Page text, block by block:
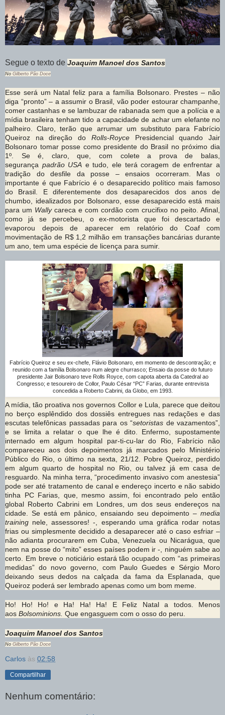
Segue o texto de Joaquim Manoel dos Santos
No Gilberto Pão Doce
Esse será um Natal feliz para a família Bolsonaro. Prestes – não
diga “pronto” – a assumir o Brasil, vão poder estourar champanhe,
comer castanhas e se lambuzar de rabanada sem que a polícia e a
mídia brasileira tenham tido a capacidade de achar um elefante no
palheiro. Claro, terão que arrumar um substituto para Fabrício
Queiroz na direção do Rolls-RoycePresidencial quando Jair
Bolsonaro tomar posse como presidente do Brasil no próximo dia
1º. Se é, claro, que, com colete a prova de balas,
segurança padrão USA e tudo, ele terá coragem de enfrentar a
tradição do desfile da posse – ensaios ocorreram. Mas o
importante é que Fabrício é o desaparecido político mais famoso
do Brasil. E diferentemente dos desaparecidos dos anos de
chumbo, idealizados por Bolsonaro, esse desaparecido está mais
para um Wallycareca e com cordão com crucifixo no peito. Afinal,
como já se percebeu, o ex-motorista que foi descartado e
evaporou depois de aparecer em relatório do Coaf com
movimentação de R$ 1,2 milhão em transações bancárias durante
um ano, tem uma espécie de licença para sumir.
Fabrício Queiroz e seu ex-chefe, Flávio Bolsonaro, em momento de descontração; e
reunido com a família Bolsonaro num alegre churrasco; Ensaio da posse do futuro
presidente Jair Bolsonaro teve Rolls Royce, com capota aberta da Catedral ao
Congresso; e tesoureiro de Collor, Paulo César “PC” Farias, durante entrevista
concedida a Roberto Cabrini, da Globo, em 1993.
A mídia, tão proativa nos governos Collor e Lula, parece que deitou
no berço esplêndido dos dossiês entregues nas redações e das
escutas telefônicas passadas para os “setoristas de vazamentos”,
e se limita a relatar o que lhe é dito. Enfermo, supostamente
internado em algum hospital par-ti-cu-lar do Rio, Fabrício não
compareceu aos dois depoimentos já marcados pelo Ministério
Público do Rio, o último na sexta, 21/12. Pobre Queiroz, perdido
em algum quarto de hospital no Rio, ou talvez já em casa de
resguardo. Na minha terra, “procedimento invasivo com anestesia”
pode ser até tratamento de canal e endereço incerto e não sabido
tinha PC Farias, que, mesmo assim, foi encontrado pelo então
global Roberto Cabrini em Londres, um dos seus endereços na
cidade. Se está em pânico, ensaiando seu depoimento – media
training nele, assessores! -, esperando uma gráfica rodar notas
frias ou simplesmente decidido a desaparecer até o caso esfriar –
não adianta procurarem em Cuba, Venezuela ou Nicarágua, que
nem na posse do “mito” esses países podem ir -, ninguém sabe ao
certo. Em breve o noticiário estará tão ocupado com “as primeiras
medidas” do novo governo, com Paulo Guedes e Sérgio Moro
deixando seus dedos na calçada da fama da Esplanada, que
Queiroz poderá ser lembrado apenas como um bom meme.
Ho! Ho! Ho! e Ha! Ha! Ha! E Feliz Natal a todos. Menos
aos Bolsominions. Que engasguem com o osso do peru.
Joaquim Manoel dos Santos
No Gilberto Pão Doce
Carlos às 02:58
Compartilhar
Nenhum comentário: